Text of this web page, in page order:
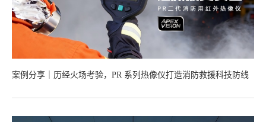
案例分享｜历经火场考验，PR 系列热像仪打造消防救援科技防线